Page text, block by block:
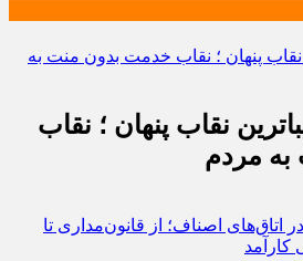
نقاب پنهان ؛ نقاب
مردم